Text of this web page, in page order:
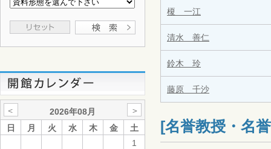
＜ 2026年08月
＞
日
月 火 水 木 金
土
1
榎 一江
清水 善仁
鈴木 玲
藤原 千沙
[名誉教授・名